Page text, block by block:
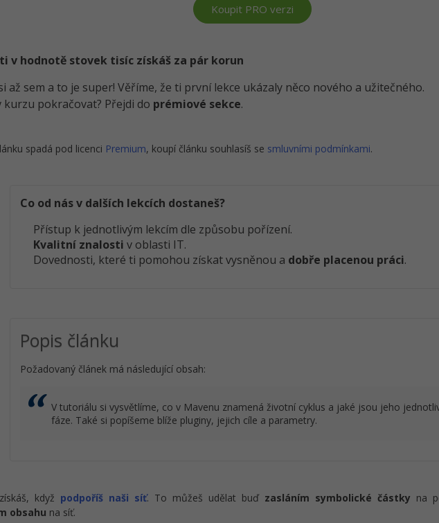
Koupit PRO verzi
v hodnotě stovek tisíc získáš za pár korun
až sem a to je super! Věříme, že ti první lekce ukázaly něco nového a užitečného.
kurzu pokračovat? Přejdi do prémiové sekce.
spadá pod licenci Premium, koupí článku souhlasíš se smluvními podmínkami.
Co od nás v dalších lekcích dostaneš?
Přístup k jednotlivým lekcím dle způsobu pořízení.
Kvalitní znalosti v oblasti IT.
Dovednosti, které ti pomohou získat vysněnou a dobře placenou práci.
Popis článku
Požadovaný článek má následující obsah:
V tutoriálu si vysvětlíme, co v Mavenu znamená životní cyklus a jaké jsou jeho
fáze. Také si popíšeme blíže pluginy, jejich cíle a parametry.
když podpoříš naši síť. To můžeš udělat buď zasláním symbolické částky na
obsahu na síť.